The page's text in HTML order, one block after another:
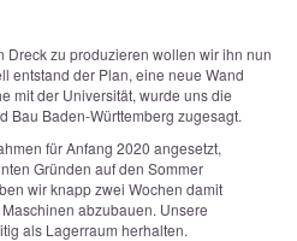
Dreck zu produzieren wollen wir ihn nun
entstand der Plan, eine neue Wand
mit der Universität, wurde uns die
Bau Baden-Württemberg zugesagt.
für Anfang 2020 angesetzt,
Gründen auf den Sommer
wir knapp zwei Wochen damit
abzubauen. Unsere
als Lagerraum herhalten.